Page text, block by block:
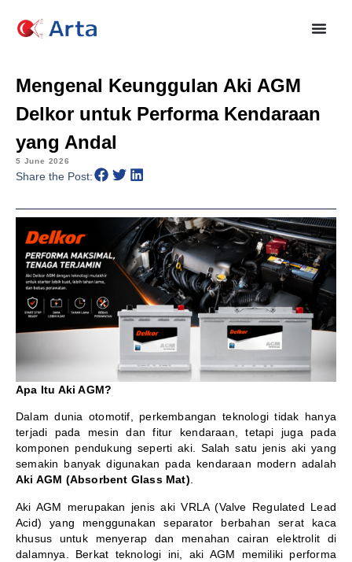
Mengenal Keunggulan Aki AGM
Delkor untuk Performa Kendaraan
yang Andal
5 June 2026
Share the Post:
Apa Itu Aki AGM?
Dalam dunia otomotif, perkembangan teknologi tidak hanya
terjadi pada mesin dan fitur kendaraan, tetapi juga pada
komponen pendukung seperti aki. Salah satu jenis aki yang
semakin banyak digunakan pada kendaraan modern adalah
Aki AGM (Absorbent Glass Mat)
Aki AGM merupakan jenis aki VRLA (Valve Regulated Lead
Acid) yang menggunakan separator berbahan serat kaca
khusus untuk menyerap dan menahan cairan elektrolit di
dalamnya. Berkat teknologi ini, aki AGM memiliki performa